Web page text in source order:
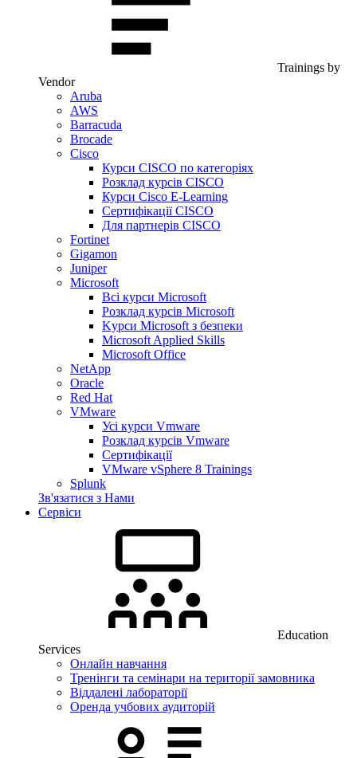
Trainings by
Vendor
Aruba
AWS
Barracuda
Brocade
Cisco
Курси CISCO по категоріях
Розклад курсів CISCO
Курси Cisco E-Learning
Сертифікації CISCO
Для партнерів CISCO
Fortinet
Gigamon
Juniper
Microsoft
Всі курси Microsoft
Розклад курсів Microsoft
Kyрси Microsoft з безпеки
Microsoft Applied Skills
Microsoft Office
NetApp
Oracle
Red Hat
VMware
Усі курси Vmware
Розклад курсів Vmware
Сертифікації
VMware vSphere 8 Trainings
Splunk
Зв'язатися з Нами
Сервіси
Education
Services
Онлайн навчання
Тренінги та семінари на території замовника
Віддалені лабораторії
Оренда учбових аудиторій